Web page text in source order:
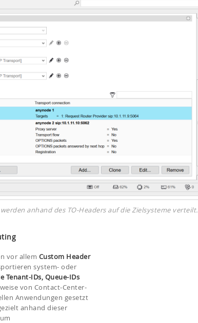
anhand des TO-Headers auf die Zielsysteme verteilt.
vor allem Custom Header
system- oder
IDs, Queue-IDs
von Contact-Center-
Anwendungen gesetzt
anhand dieser